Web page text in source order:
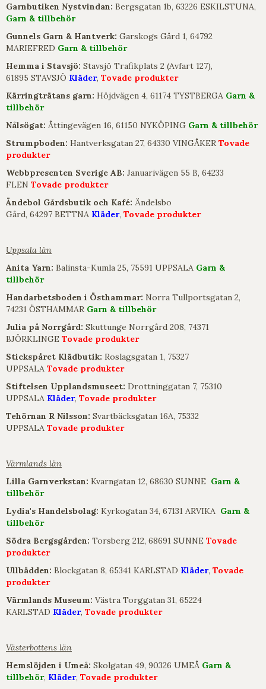
Garnbutiken Nystvindan: Bergsgatan 1b, 63226 ESKILSTUNA,
Garn & tillbehör
Gunnels Garn & Hantverk: Garskogs Gård 1, 64792
MARIEFRED Garn & tillbehör
Hemma i Stavsjö: Stavsjö Trafikplats 2 (Avfart 127),
61895 STAVSJÖ Kläder, Tovade produkter
Kärringträtans garn: Höjdvägen 4, 61174 TYSTBERGA Garn &
tillbehör
Nålsögat: Åttingevägen 16, 61150 NYKÖPING Garn & tillbehör
Strumpboden: Hantverksgatan 27, 64330 VINGÅKER Tovade
produkter
Webbpresenten Sverige AB: Januarivägen 55 B, 64233
FLEN Tovade produkter
Ändebol Gårdsbutik och Kafé: Ändelsbo
Gård, 64297 BETTNA Kläder, Tovade produkter
Uppsala län
Anita Yarn: Balinsta-Kumla 25, 75591 UPPSALA Garn &
tillbehör
Handarbetsboden i Östhammar: Norra Tullportsgatan 2,
74231 ÖSTHAMMAR Garn & tillbehör
Julia på Norrgård: Skuttunge Norrgård 208, 74371
BJÖRKLINGE Tovade produkter
Stickspåret Klädbutik: Roslagsgatan 1, 75327
UPPSALA Tovade produkter
Stiftelsen Upplandsmuseet: Drottninggatan 7, 75310
UPPSALA Kläder, Tovade produkter
Tehörnan R Nilsson: Svartbäcksgatan 16A, 75332
UPPSALA Tovade produkter
Värmlands län
Lilla Garnverkstan: Kvarngatan 12, 68630 SUNNE Garn &
tillbehör
Lydia's Handelsbolag: Kyrkogatan 34, 67131 ARVIKA Garn &
tillbehör
Södra Bergsgården: Torsberg 212, 68691 SUNNE Tovade
produkter
Ullbädden: Blockgatan 8, 65341 KARLSTAD Kläder, Tovade
produkter
Värmlands Museum: Västra Torggatan 31, 65224
KARLSTAD Kläder, Tovade produkter
Västerbottens län
Hemslöjden i Umeå: Skolgatan 49, 90326 UMEÅ Garn &
tillbehör, Kläder, Tovade produkter